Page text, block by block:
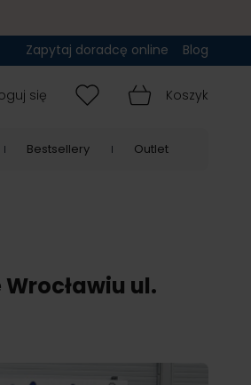
Zapytaj doradcę online Blog
się Koszyk
Bestsellery Outlet
ul.